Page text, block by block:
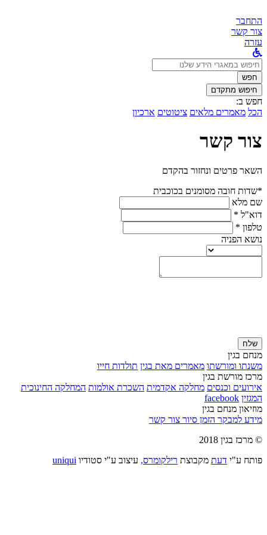
התחבר
צור קשר
עזרה
לחפש
ב:חפש
חיפוש מתקדם
חפש ב:
הכל מאמרים מלאים ציטוטים ארכיון
צור קשר
השאר פרטים ונחזור בהקדם
*שדות חובה מסומנים בכוכבית
שם מלא
דוא"ל *
טלפון *
נושא הפניה
שלח
מנחם בגין
משנתו ומורשתו מאמרים מאת בגין תולדות חייו
מרכז מורשת בגין
אירועים וכנסים מחלקה אקדמית השכרת אולמות המחלקה החינוכית
המגזין facebook
מוזיאון מנחם בגין
מידע למבקר הזמן סיור צור קשר
© מרכז בגין 2018
פותח ע"י דעת מקבוצת רילקומרס, עיצוב ע"י סטודיו uniqui